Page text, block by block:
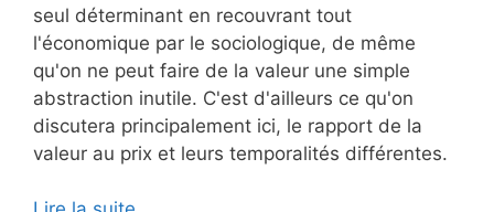
seul déterminant en recouvrant tout
l'économique par le sociologique, de même
qu'on ne peut faire de la valeur une simple
abstraction inutile. C'est d'ailleurs ce qu'on
discutera principalement ici, le rapport de la
valeur au prix et leurs temporalités différentes.